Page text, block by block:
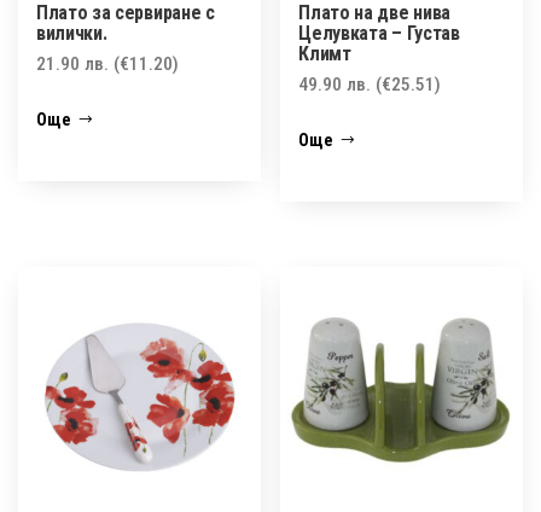
Плато за сервиране с
вилички.
21.90 лв. (€11.20)
Още
Плато на две нива
Целувката – Густав
Климт
49.90лв. (€25.51)
Още